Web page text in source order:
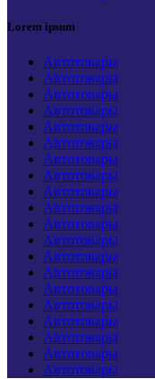
Lorem ipsum
Автотовары
Автотовары
Автотовары
Автотовары
Автотовары
Автотовары
Автотовары
Автотовары
Автотовары
Автотовары
Автотовары
Автотовары
Автотовары
Автотовары
Автотовары
Автотовары
Автотовары
Автотовары
Автотовары
Автотовары